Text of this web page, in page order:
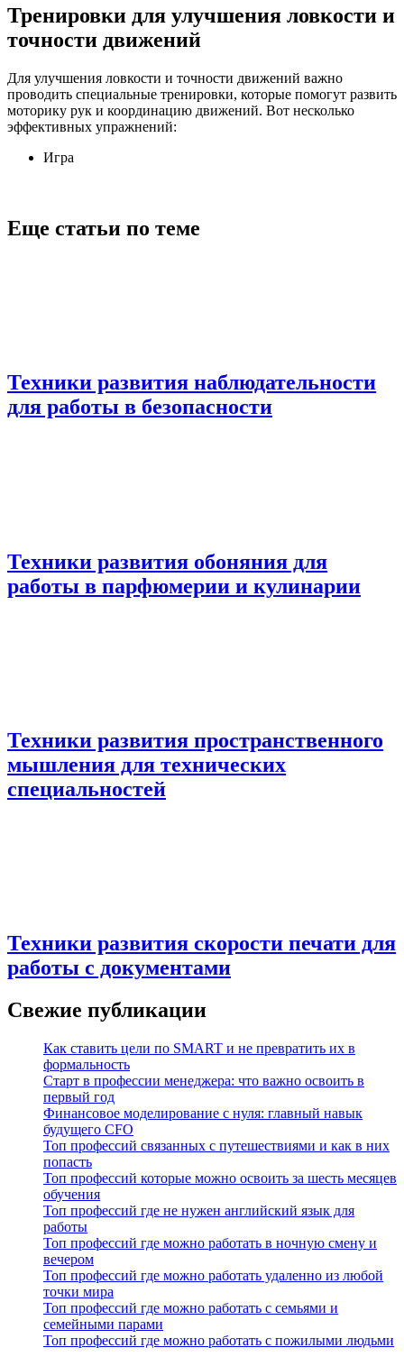
Тренировки для улучшения ловкости и
точности движений
Для улучшения ловкости и точности движений важно
проводить специальные тренировки, которые помогут развить
моторику рук и координацию движений. Вот несколько
эффективных упражнений:
Игра
Еще статьи по теме
Техники развития наблюдательности
для работы в безопасности
Техники развития обоняния для
работы в парфюмерии и кулинарии
Техники развития пространственного
мышления для технических
специальностей
Техники развития скорости печати для
работы с документами
Свежие публикации
Как ставить цели по SMART и не превратить их в
формальность
Старт в профессии менеджера: что важно освоить в
первый год
Финансовое моделирование с нуля: главный навык
будущего CFO
Топ профессий связанных с путешествиями и как в них
попасть
Топ профессий которые можно освоить за шесть месяцев
обучения
Топ профессий где не нужен английский язык для
работы
Топ профессий где можно работать в ночную смену и
вечером
Топ профессий где можно работать удаленно из любой
точки мира
Топ профессий где можно работать с семьями и
семейными парами
Топ профессий где можно работать с пожилыми людьми